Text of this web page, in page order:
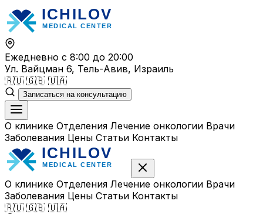
Перейти
к
содержимому
Ежедневно с 8:00 до 20:00
Ул. Вайцман 6, Тель-Авив, Израиль
🇷🇺 🇬🇧 🇺🇦
Записаться на консультацию
О клинике Отделения Лечение онкологии Врачи
Заболевания Цены Статьи Контакты
О клинике Отделения Лечение онкологии Врачи
Заболевания Цены Статьи Контакты
🇷🇺 🇬🇧 🇺🇦